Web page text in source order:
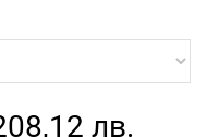
лв.